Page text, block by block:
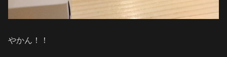
やかん！！